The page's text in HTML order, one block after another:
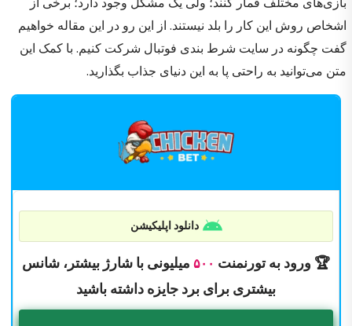
اشخاص روش این کار را بلد نیستند. از این رو در این مقاله خواهیم
گفت چگونه در سایت شرط بندی فوتبال شرکت کنیم. با کمک این
متن می‌توانید به راحتی پا به این دنیای جذاب بگذارید.
دانلود اپلیکیشن
🏆 ورود به تورنمنت ۵۰۰ میلیونی با شارژ بیشتر، شانس
بیشتری برای برد جایزه داشته باشید